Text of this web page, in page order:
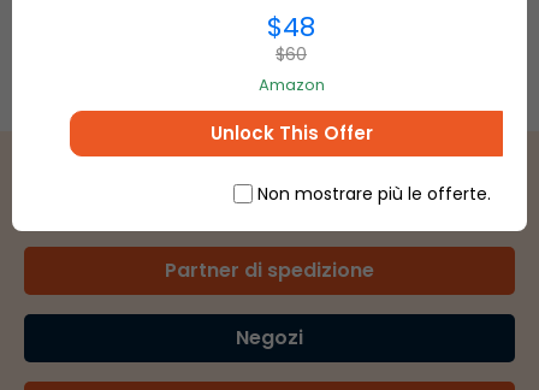
Partner di spedizione
Negozi
$48
$60
Amazon
Unlock This Offer
Non mostrare più le offerte.